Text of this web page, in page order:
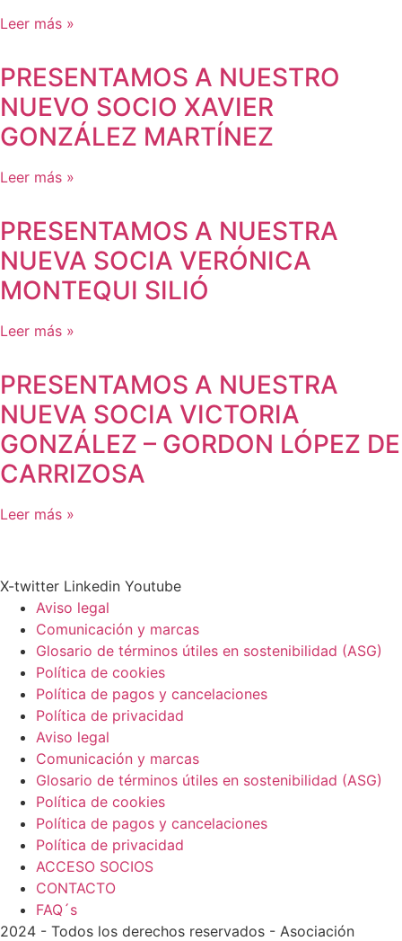
Leer más »
PRESENTAMOS A NUESTRO
NUEVO SOCIO XAVIER
GONZÁLEZ MARTÍNEZ
Leer más »
PRESENTAMOS A NUESTRA
NUEVA SOCIA VERÓNICA
MONTEQUI SILIÓ
Leer más »
PRESENTAMOS A NUESTRA
NUEVA SOCIA VICTORIA
GONZÁLEZ – GORDON LÓPEZ DE
CARRIZOSA
Leer más »
X-twitter Linkedin Youtube
Aviso legal
Comunicación y marcas
Glosario de términos útiles en sostenibilidad (ASG)
Política de cookies
Política de pagos y cancelaciones
Política de privacidad
Aviso legal
Comunicación y marcas
Glosario de términos útiles en sostenibilidad (ASG)
Política de cookies
Política de pagos y cancelaciones
Política de privacidad
ACCESO SOCIOS
CONTACTO
FAQ´s
2024 - Todos los derechos reservados - Asociación